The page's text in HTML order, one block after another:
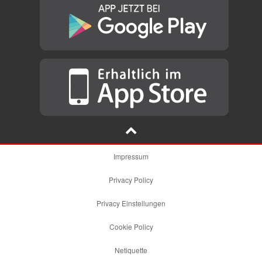
Impressum
Privacy Policy
Privacy Einstellungen
Cookie Policy
Netiquette